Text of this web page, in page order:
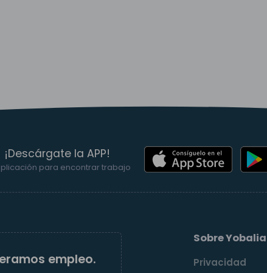
¡Descárgate la APP!
para encontrar trabajo
empleo.
Sobre Yobalia
Privacidad